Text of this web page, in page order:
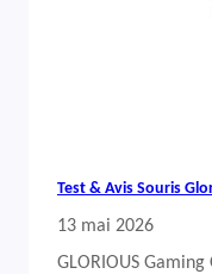
Test & Avis Souris
13 mai 2026
GLORIOUS